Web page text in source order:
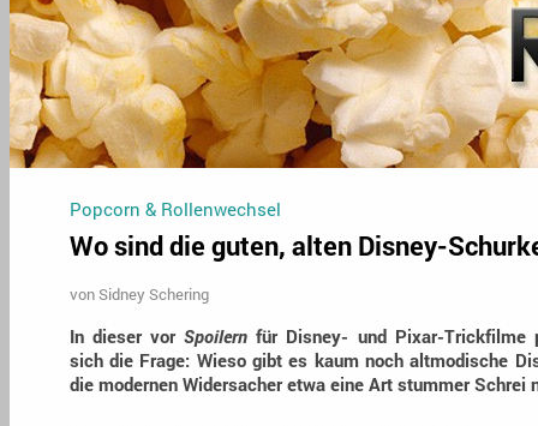
Popcorn & Rollenwechsel
Wo sind die guten, alten Disney-
vonSidney Schering
In dieser vorSpoilern für Disney- und Pixar-Trickfilme
sich die Frage: Wieso gibt es kaum noch altmodische
die modernen Widersacher etwa eine Art stummer Schrei